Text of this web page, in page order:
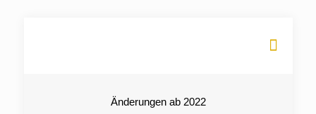
Änderungen ab 2022